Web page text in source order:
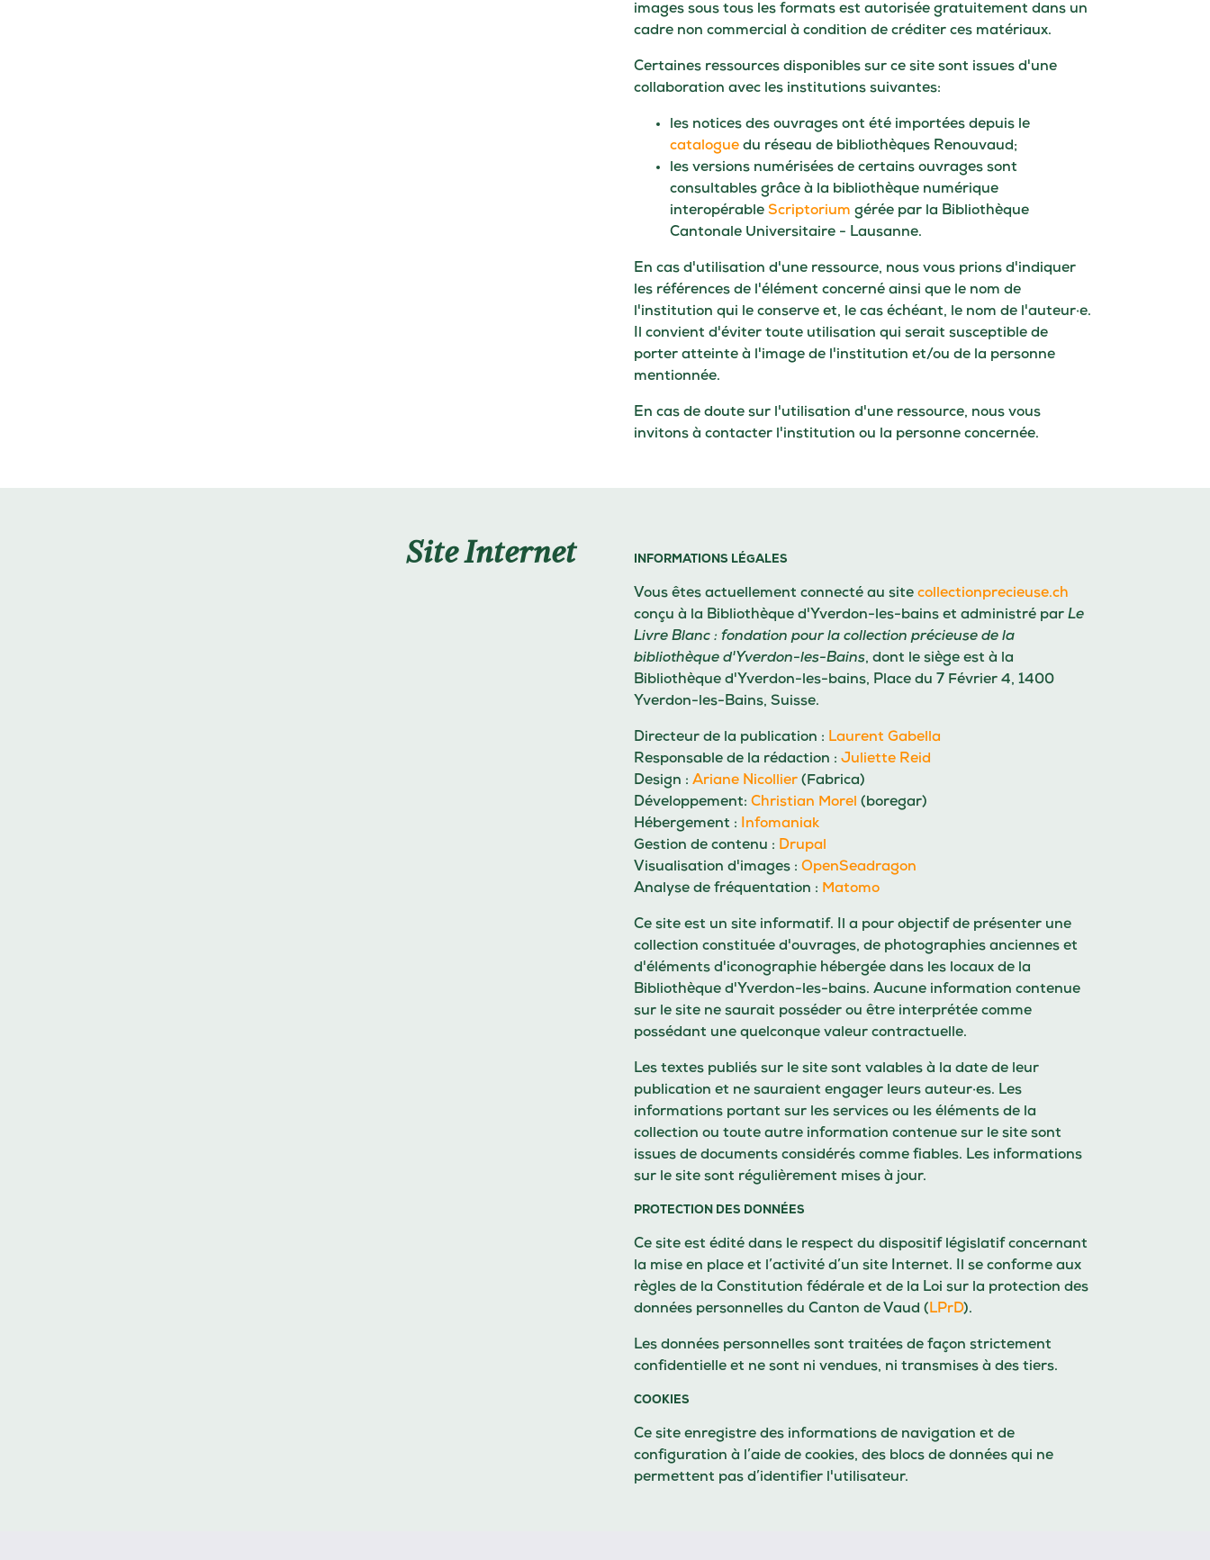
images sous tous les formats est autorisée gratuitement dans un
cadre non commercial à condition de créditer ces matériaux.
Certaines ressources disponibles sur ce site sont issues d'une
collaboration avec les institutions suivantes:
les notices des ouvrages ont été importées depuis le
catalogue du réseau de bibliothèques Renouvaud;
les versions numérisées de certains ouvrages sont
consultables grâce à la bibliothèque numérique
interopérable Scriptorium gérée par la Bibliothèque
Cantonale Universitaire - Lausanne.
En cas d'utilisation d'une ressource, nous vous prions d'indiquer
les références de l'élément concerné ainsi que le nom de
l'institution qui le conserve et, le cas échéant, le nom de l'auteur·e.
Il convient d'éviter toute utilisation qui serait susceptible de
porter atteinte à l'image de l'institution et/ou de la personne
mentionnée.
En cas de doute sur l'utilisation d'une ressource, nous vous
invitons à contacter l'institution ou la personne concernée.
Site Internet INFORMATIONS LÉGALES
Vous êtes actuellement connecté au site collectionprecieuse.ch
conçu à la Bibliothèque d'Yverdon-les-bains et administré par Le
Livre Blanc : fondation pour la collection précieuse de la
bibliothèque d'Yverdon-les-Bains, dont le siège est à la
Bibliothèque d'Yverdon-les-bains, Place du 7 Février 4, 1400
Yverdon-les-Bains, Suisse.
Directeur de la publication : Laurent Gabella
Responsable de la rédaction : Juliette Reid
Design : Ariane Nicollier (Fabrica)
Développement: Christian Morel (boregar)
Hébergement :
Infomaniak
Gestion de contenu : Drupal
Visualisation d'images : OpenSeadragon
Analyse de fréquentation : Matomo
Ce site est un site informatif. Il a pour objectif de présenter une
collection constituée d'ouvrages, de photographies anciennes et
d'éléments d'iconographie hébergée dans les locaux de la
Bibliothèque d'Yverdon-les-bains. Aucune information contenue
sur le site ne saurait posséder ou être interprétée comme
possédant une quelconque valeur contractuelle.
Les textes publiés sur le site sont valables à la date de leur
publication et ne sauraient engager leurs auteur·es. Les
informations portant sur les services ou les éléments de la
collection ou toute autre information contenue sur le site sont
issues de documents considérés comme fiables. Les informations
sur le site sont régulièrement mises à jour.
PROTECTION DES DONNÉES
Ce site est édité dans le respect du dispositif législatif concernant
la mise en place et l’activité d’un site Internet. Il se conforme aux
règles de la Constitution fédérale et de la Loi sur la protection des
données personnelles du Canton de Vaud ( LPrD).
Les données personnelles sont traitées de façon strictement
confidentielle et ne sont ni vendues, ni transmises à des tiers.
COOKIES
Ce site enregistre des informations de navigation et de
configuration à l’aide de cookies, des blocs de données qui ne
permettent pas d’identifier l'utilisateur.